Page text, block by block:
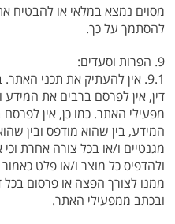
מסוים נמצא במלאי או להבטיח
להסתמך על כך.
9. הפרות וסעדים:
9.1. אין להעתיק את תכני
דין, אין לפרסם ברבים את
מפעילי האתר. כמו כן, אין
המידע, בין שהוא מודפס ובין
מגנטיים ו/או בכל צורה אחרת
ולהדפיס כל מוצר ו/או פלט
ממנו לצורך הפצה או פרסום
ובכתב ממפעילי האתר.